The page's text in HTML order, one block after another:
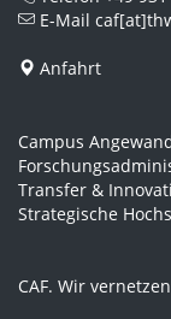
E-Mail
Anfahrt
Campus
Transfer &
Strategische
CAF. Wir